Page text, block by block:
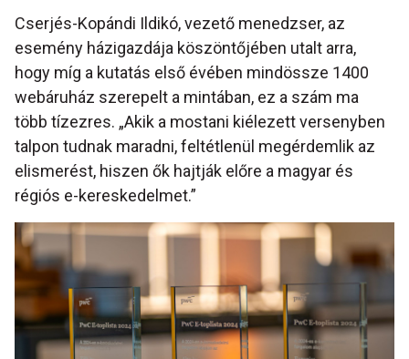
Cserjés-Kopándi Ildikó, vezető menedzser, az
esemény házigazdája köszöntőjében utalt arra,
hogy míg a kutatás első évében mindössze 1400
webáruház szerepelt a mintában, ez a szám ma
több tízezres. „Akik a mostani kiélezett versenyben
talpon tudnak maradni, feltétlenül megérdemlik az
elismerést, hiszen ők hajtják előre a magyar és
régiós e-kereskedelmet.”